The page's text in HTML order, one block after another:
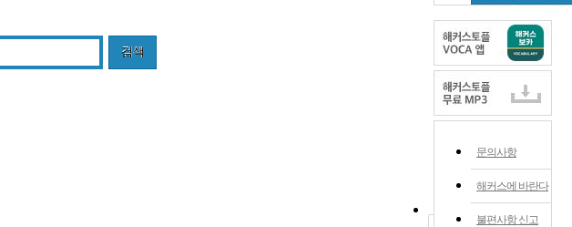
검색
문의사항
해커스에 바란다
불편사항 신고